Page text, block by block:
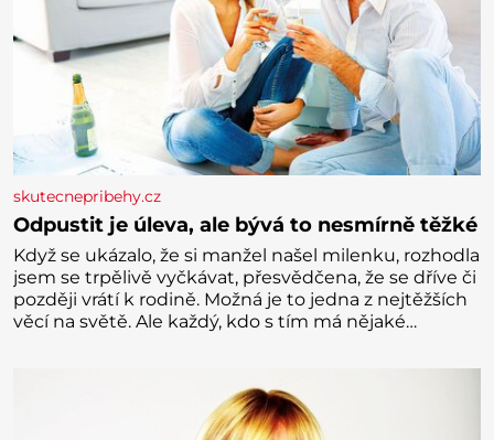
skutecnepribehy.cz
Odpustit je úleva, ale bývá to nesmírně těžké
Když se ukázalo, že si manžel našel milenku, rozhodla
jsem se trpělivě vyčkávat, přesvědčena, že se dříve či
později vrátí k rodině. Možná je to jedna z nejtěžších
věcí na světě. Ale každý, kdo s tím má nějaké
znatelně se vám uleví. Když se ke mně doneslo, že si